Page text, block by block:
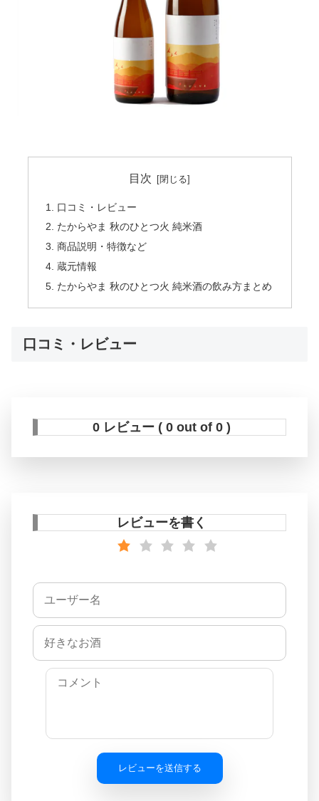
目次
口コミ・レビュー
たからやま 秋のひとつ火 純米酒
商品説明・特徴など
蔵元情報
たからやま 秋のひとつ火 純米酒の飲み方まとめ
口コミ・レビュー
0 レビュー ( 0 out of 0 )
レビューを書く
レビューを送信する